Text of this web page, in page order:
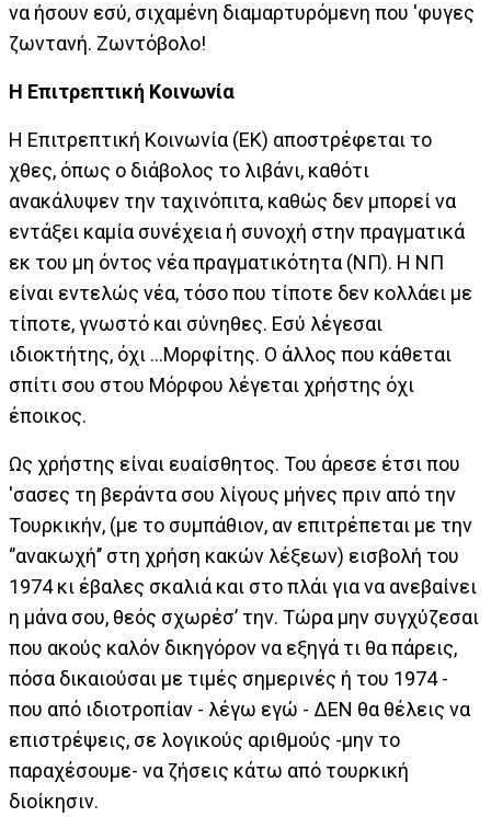
να ήσουν εσύ, σιχαμένη διαμαρτυρόμενη που 'φυγες
ζωντανή. Ζωντόβολο!
H Επιτρεπτική Κοινωνία
Η Επιτρεπτική Κοινωνία (ΕΚ) αποστρέφεται το
χθες, όπως ο διάβολος το λιβάνι, καθότι
ανακάλυψεν την ταχινόπιτα, καθώς δεν μπορεί να
εντάξει καμία συνέχεια ή συνοχή στην πραγματικά
εκ του μη όντος νέα πραγματικότητα (ΝΠ). Η ΝΠ
είναι εντελώς νέα, τόσο που τίποτε δεν κολλάει με
τίποτε, γνωστό και σύνηθες. Εσύ λέγεσαι
ιδιοκτήτης, όχι ...Μορφίτης. Ο άλλος που κάθεται
σπίτι σου στου Μόρφου λέγεται χρήστης όχι
έποικος.
Ως χρήστης είναι ευαίσθητος. Του άρεσε έτσι που
'σασες τη βεράντα σου λίγους μήνες πριν από την
Τουρκικήν, (με το συμπάθιον, αν επιτρέπεται με την
‘’ανακωχή’’ στη χρήση κακών λέξεων) εισβολή του
1974 κι έβαλες σκαλιά και στο πλάι για να ανεβαίνει
η μάνα σου, θεός σχωρέσ’ την. Τώρα μην συγχύζεσαι
που ακούς καλόν δικηγόρον να εξηγά τι θα πάρεις,
πόσα δικαιούσαι με τιμές σημερινές ή του 1974 -
που από ιδιοτροπίαν - λέγω εγώ - ΔΕΝ θα θέλεις να
επιστρέψεις, σε λογικούς αριθμούς -μην το
παραχέσουμε- να ζήσεις κάτω από τουρκική
διοίκησιν.